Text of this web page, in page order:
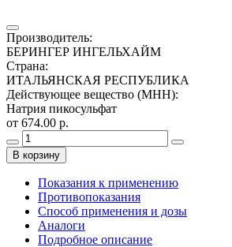
Производитель:
БЕРИНГЕР ИНГЕЛЬХАЙМ
Страна:
ИТАЛЬЯНСКАЯ РЕСПУБЛИКА
Действующее вещество (МНН):
Натрия пикосульфат
от 674.00 р.
В корзину
Показания к применению
Противопоказания
Способ применения и дозы
Аналоги
Подробное описание